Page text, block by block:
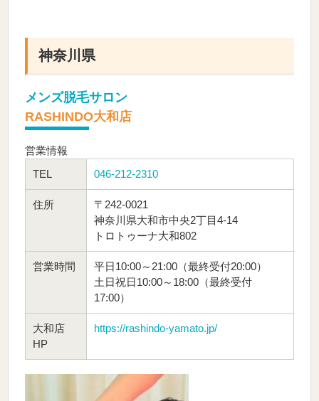
神奈川県
メンズ脱毛サロン
RASHINDO大和店
営業情報
TEL
046-212-2310
住所
〒242-0021
神奈川県大和市中央2丁目4-14
トロトゥーナ大和802
営業時間
平日10:00～21:00（最終受付20:00）
土日祝日10:00～18:00（最終受付
17:00）
大和店
HP
https://rashindo-yamato.jp/